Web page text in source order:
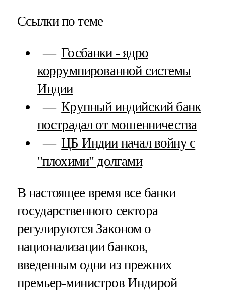
Ссылки по теме
Госбанки - ядро
коррумпированной системы
Индии
Крупный индийский банк
пострадал от мошенничества
ЦБ Индии начал войну с
"плохими" долгами
В настоящее время все банки
государственного сектора
регулируются Законом о
национализации банков,
введенным одни из прежних
премьер-министров Индирой